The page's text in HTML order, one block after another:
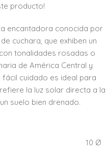
producto!
encantadora conocida por
cuchara, que exhiben un
tonalidades rosadas o
de América Central y
cuidado es ideal para
la luz solar directa a la
suelo bien drenado.
10 Ø